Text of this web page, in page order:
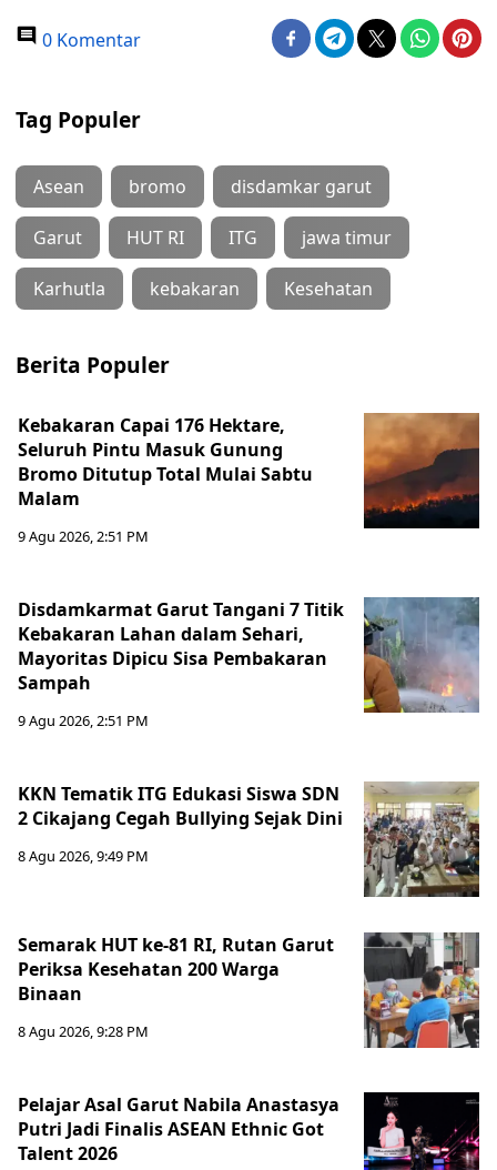
0 Komentar
Tag Populer
Asean bromo disdamkar garut
Garut HUT RI ITG jawa timur
Karhutla kebakaran Kesehatan
Berita Populer
Kebakaran Capai 176 Hektare,
Seluruh Pintu Masuk Gunung
Bromo Ditutup Total Mulai Sabtu
Malam
9 Agu 2026, 2:51 PM
Disdamkarmat Garut Tangani 7 Titik
Kebakaran Lahan dalam Sehari,
Mayoritas Dipicu Sisa Pembakaran
Sampah
9 Agu 2026, 2:51 PM
KKN Tematik ITG Edukasi Siswa SDN
2 Cikajang Cegah Bullying Sejak Dini
8 Agu 2026, 9:49 PM
Semarak HUT ke-81 RI, Rutan Garut
Periksa Kesehatan 200 Warga
Binaan
8 Agu 2026, 9:28 PM
Pelajar Asal Garut Nabila Anastasya
Putri Jadi Finalis ASEAN Ethnic Got
Talent 2026